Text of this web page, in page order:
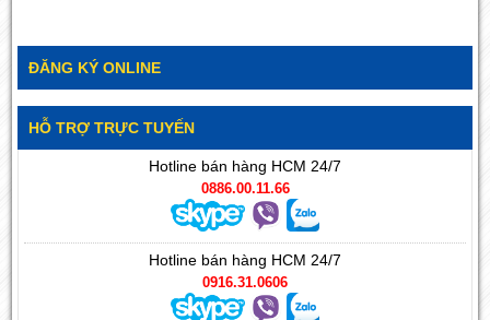
ĐĂNG KÝ ONLINE
HỖ TRỢ TRỰC TUYẾN
Hotline bán hàng HCM 24/7
0886.00.11.66
Hotline bán hàng HCM 24/7
0916.31.0606